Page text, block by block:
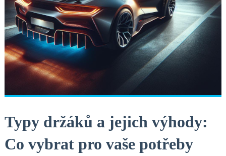
Typy držáků a jejich výhody:
Co vybrat pro vaše ⁣potřeby